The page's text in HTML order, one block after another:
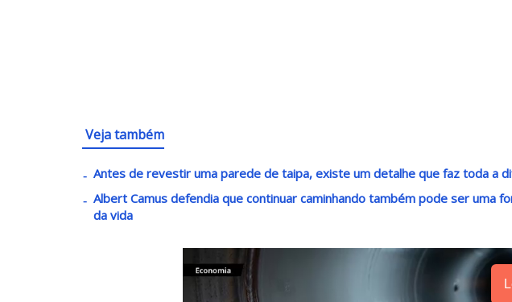
Veja também
Antes de revestir uma parede de taipa, existe um detalhe que faz toda a
Albert Camus defendia que continuar caminhando também pode ser uma
da vida